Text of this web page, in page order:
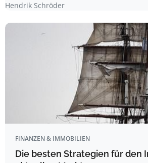
Hendrik Schröder
FINANZEN & IMMOBILIEN
Die besten Strategien für den